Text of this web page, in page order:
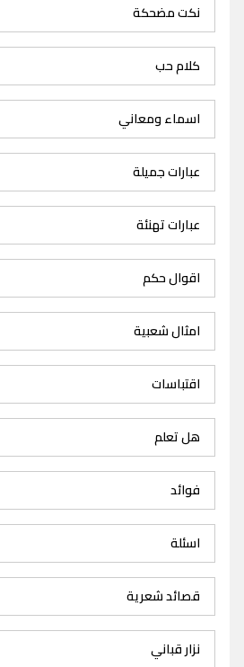
نكت مضحكة
كلام حب
اسماء ومعاني
عبارات جميلة
عبارات تهنئة
اقوال حكم
امثال شعبية
اقتباسات
هل تعلم
فوائد
اسئلة
قصائد شعرية
نزار قباني